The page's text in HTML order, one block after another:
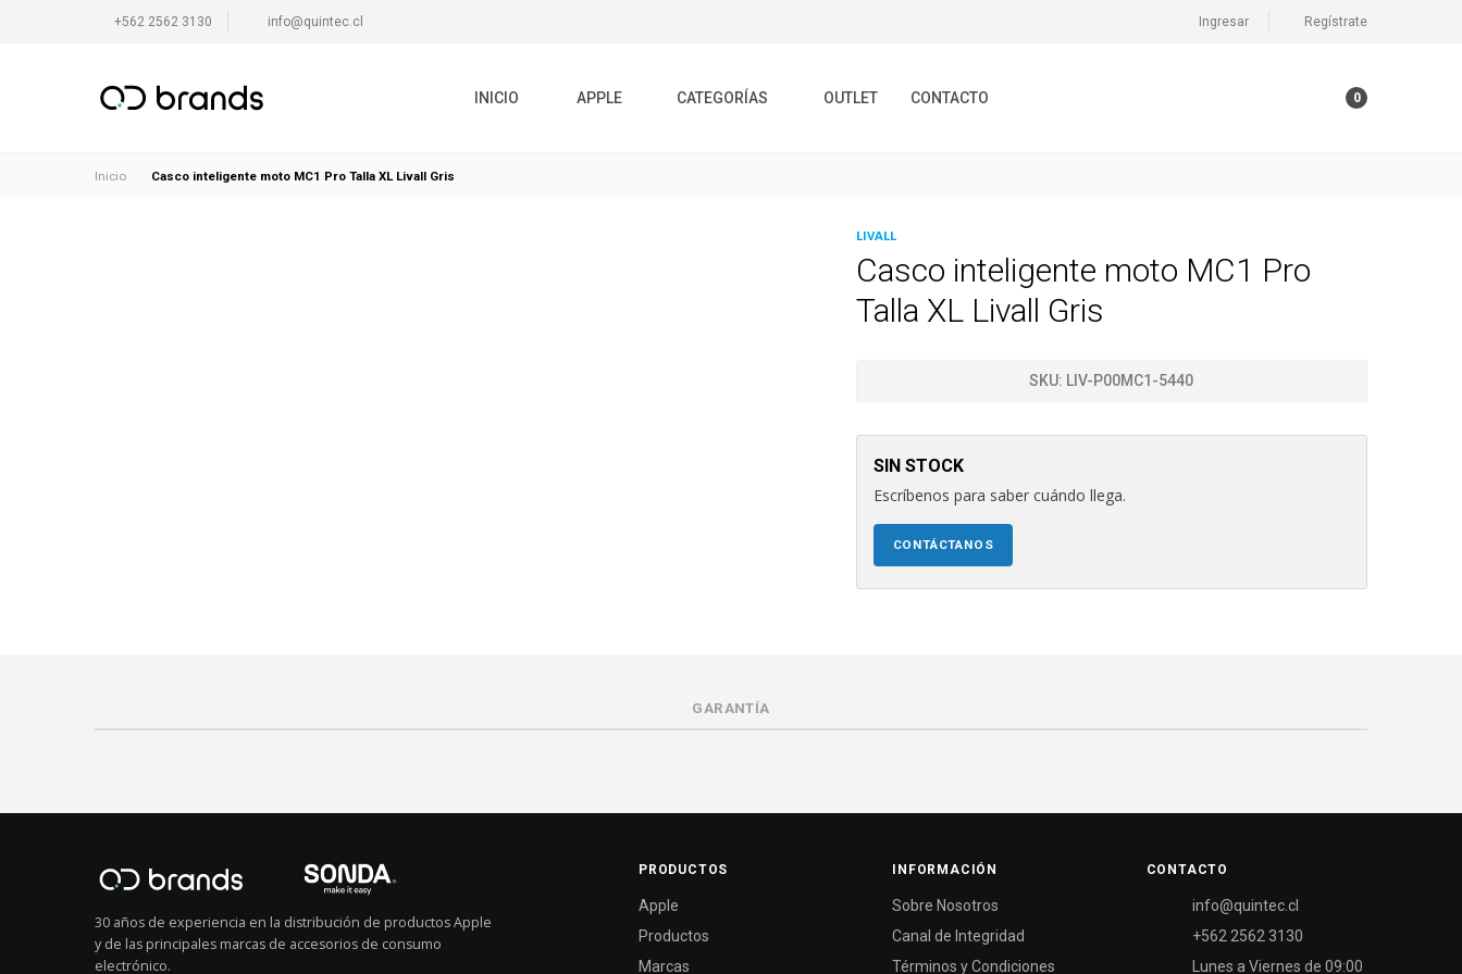
+562 2562 3130 info@quintec.cl Ingresar Regístrate
INICIO APPLE CATEGORÍAS OUTLET CONTACTO 0
Inicio Casco inteligente moto MC1 Pro Talla XL Livall Gris
LIVALL
Casco inteligente moto MC1 Pro
Talla XL Livall Gris
SKU: LIV-P00MC1-5440
SIN STOCK
Escríbenos para saber cuándo llega.
CONTÁCTANOS
GARANTÍA
30 años de experiencia en la distribución de productos Apple
y de las principales marcas de accesorios de consumo
electrónico.
PRODUCTOS
Apple
Productos
Marcas
INFORMACIÓN
Sobre Nosotros
Canal de Integridad
Términos y Condiciones
CONTACTO
info@quintec.cl
+562 2562 3130
Lunes a Viernes de 09:00